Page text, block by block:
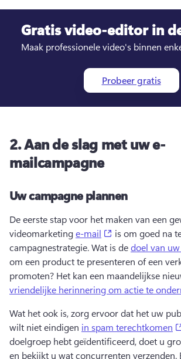
Gratisvideo-editor in
Maak professionele video's binnen
Probeer gratis
2.Aan de slag met uw e-
mailcampagne
Uw campagne plannen
De eerste stap voor het maken van een
videomarketing e-mail (opens in a new
is om goed na
campagnestrategie. Wat is de doel van
om een product te presenteren of een
promoten? Het kan een maandelijkse
vriendelijke herinnering om actie te
Wat het ook is, zorg ervoor dat het uw
wilt niet eindigen in spam terechtkomen
doelgroep hebt geïdentificeerd, doet u
en bekijkt u wat concurrenten verzenden.